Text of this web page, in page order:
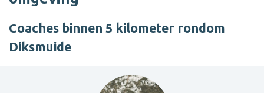
Coaches binnen 5 kilometer rondom
Diksmuide